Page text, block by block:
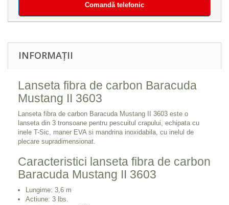
Comandă telefonic
INFORMAȚII
Lanseta fibra de carbon Baracuda
Mustang II 3603
Lanseta fibra de carbon Baracuda Mustang II 3603 este o
lanseta din 3 tronsoane pentru pescuitul crapului, echipata cu
inele T-Sic, maner EVA si mandrina inoxidabila, cu inelul de
plecare supradimensionat.
Caracteristici lanseta fibra de carbon
Baracuda Mustang II 3603
Lungime: 3,6 m
Actiune: 3 lbs.